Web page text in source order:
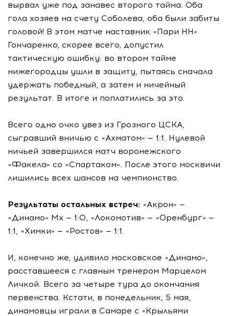
вырвал уже под занавес второго тайма. Оба
гола хозяев на счету Соболева, оба были забиты
головой! В этом матче наставник «Пари НН»
Гончаренко, скорее всего, допустил
тактическую ошибку: во втором тайме
нижегородцы ушли в защиту, пытаясь сначала
удержать победный, а затем и ничейный
результат. В итоге и поплатились за это.
Всего одно очко увез из Грозного ЦСКА,
сыгравший вничью с «Ахматом» — 1:1. Нулевой
ничьей завершился матч воронежского
«Факела» со «Спартаком». После этого москвичи
лишились всех шансов на чемпионство.
Результаты остальных встреч: «Акрон» —
«Динамо» Мх — 1:0, «Локомотив» — «Оренбург» —
1:1, «Химки» — «Ростов» — 1:1.
И, конечно же, удивило московское «Динамо»,
расставшееся с главным тренером Марцелом
Личкой. Всего за четыре тура до окончания
первенства. Кстати, в понедельник, 5 мая,
динамовцы играли в Самаре с «Крыльями